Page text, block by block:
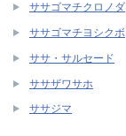
ササゴマチクロノダ
ササゴマチヨシクボ
ササ・サルセード
ササザワサホ
ササジマ